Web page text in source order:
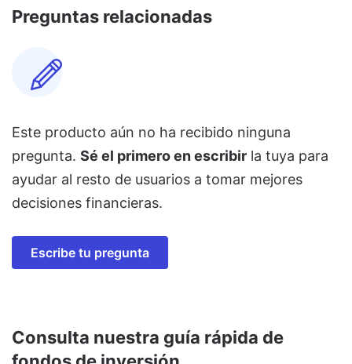
Preguntas relacionadas
Este producto aún no ha recibido ninguna
pregunta. Sé el primero en escribir la tuya para
ayudar al resto de usuarios a tomar mejores
decisiones financieras.
Escribe tu pregunta
Consulta nuestra guía rápida de